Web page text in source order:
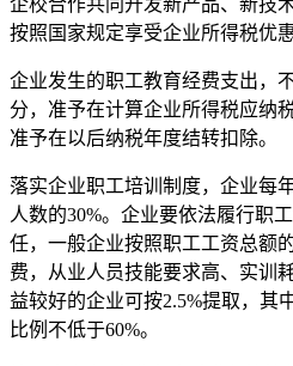
企校合作共同开发新产品、新技
按照国家规定享受企业所得税优惠
企业发生的职工教育经费支出，
分，准予在计算企业所得税应纳
准予在以后纳税年度结转扣除。
落实企业职工培训制度，企业每
人数的30%。企业要依法履行职
任，一般企业按照职工工资总额
费，从业人员技能要求高、实训
益较好的企业可按2.5%提取，其
比例不低于60%。